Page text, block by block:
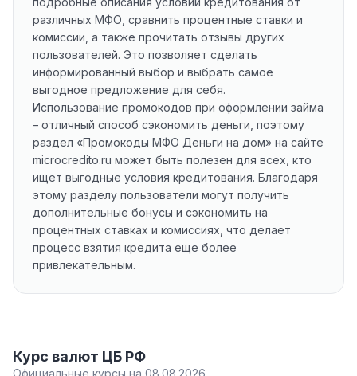
различных МФО, сравнить процентные ставки и
комиссии, а также прочитать отзывы других
пользователей. Это позволяет сделать
информированный выбор и выбрать самое
выгодное предложение для себя.
Использование промокодов при оформлении займа
– отличный способ сэкономить деньги, поэтому
раздел «Промокоды МФО Деньги на дом» на сайте
microcredito.ru может быть полезен для всех, кто
ищет выгодные условия кредитования. Благодаря
этому разделу пользователи могут получить
дополнительные бонусы и сэкономить на
процентных ставках и комиссиях, что делает
процесс взятия кредита еще более
привлекательным.
Курс валют ЦБ РФ
Официальные курсы на 08.08.2026